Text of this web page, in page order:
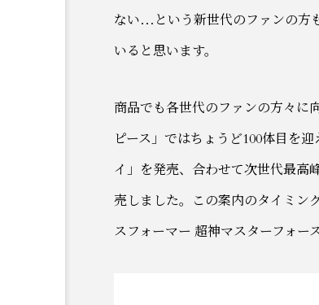
ない…という新世代のファンの方
いると思います。
商品でも各世代のファンの方々に
ピース」ではちょうど100体目を
イ」を発売、合わせて次世代最高
売しました。この案内のタイミン
スフォーマー 超神マスターフォー